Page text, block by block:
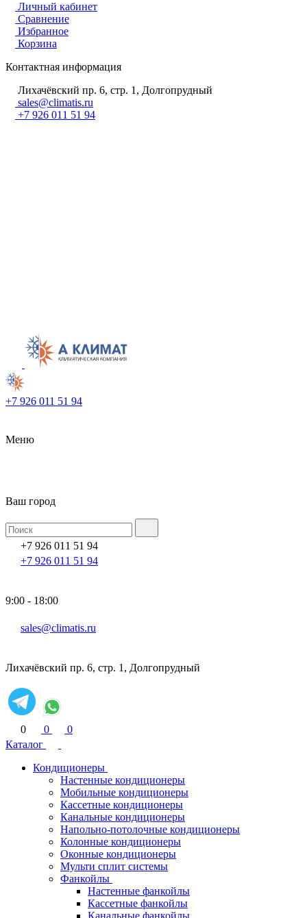
Личный кабинет
Сравнение
Избранное
Корзина
Контактная информация
Лихачёвский пр. 6, стр. 1, Долгопрудный
sales@climatis.ru
+7 926 011 51 94
+7 926 011 51 94
Меню
Ваш город
+7 926 011 51 94
+7 926 011 51 94
9:00 - 18:00
sales@climatis.ru
Лихачёвский пр. 6, стр. 1, Долгопрудный
0 0
0
Каталог
Кондиционеры
Настенные кондиционеры
Мобильные кондиционеры
Кассетные кондиционеры
Канальные кондиционеры
Напольно-потолочные кондиционеры
Колонные кондиционеры
Оконные кондиционеры
Мульти сплит системы
Фанкойлы
Настенные фанкойлы
Кассетные фанкойлы
Канальные фанкойлы